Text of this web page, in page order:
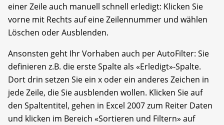
einer Zeile auch manuell schnell erledigt: Klicken Sie
vorne mit Rechts auf eine Zeilennummer und wählen
Löschen oder Ausblenden.
Ansonsten geht Ihr Vorhaben auch per AutoFilter: Sie
definieren z.B. die erste Spalte als «Erledigt»-Spalte.
Dort drin setzen Sie ein x oder ein anderes Zeichen in
jede Zeile, die Sie ausblenden wollen. Klicken Sie auf
den Spaltentitel, gehen in Excel 2007 zum Reiter Daten
und klicken im Bereich «Sortieren und Filtern» auf